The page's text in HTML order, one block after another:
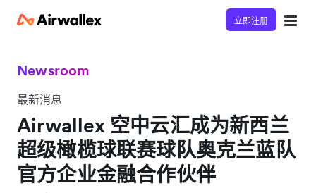
立即注册
Newsroom
最新消息
Airwallex 空中云汇成为新西兰
超级橄榄球联赛球队奥克兰蓝队
官方企业金融合作伙伴